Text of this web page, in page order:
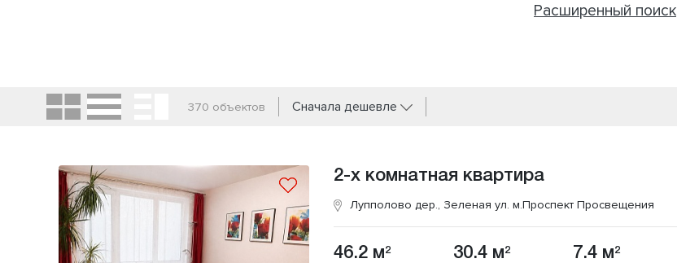
Расширенный поиск
370 объектов Сначала дешевле
2-х комнатная квартира
Лупполово дер., Зеленая ул. м.Проспект Просвещения
46.2 м2 30.4 м2 7.4 м2